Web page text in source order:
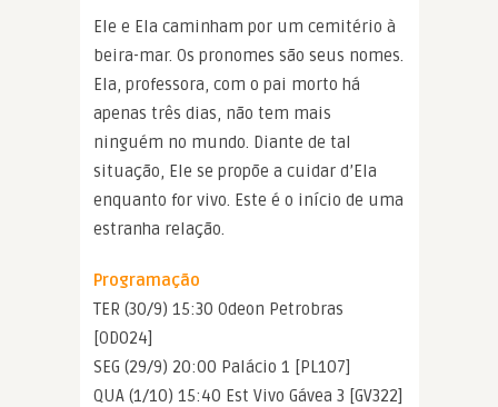
Ele e Ela caminham por um cemitério à
beira-mar. Os pronomes são seus nomes.
Ela, professora, com o pai morto há
apenas três dias, não tem mais
ninguém no mundo. Diante de tal
situação, Ele se propõe a cuidar d’Ela
enquanto for vivo. Este é o início de uma
estranha relação.
Programação
TER (30/9) 15:30 Odeon Petrobras
[OD024]
SEG (29/9) 20:00 Palácio 1 [PL107]
QUA (1/10) 15:40 Est Vivo Gávea 3 [GV322]